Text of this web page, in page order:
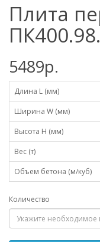
Плита
5489р.
Длина L (мм)
Ширина W (мм)
Высота H (мм)
Вес (т)
Объем бетона (м/куб)
Количество